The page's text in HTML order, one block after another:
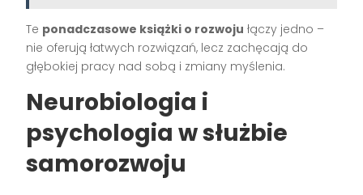
Te ponadczasowe książki o rozwoju łączy jedno –
nie oferują łatwych rozwiązań, lecz zachęcają do
głębokiej pracy nad sobą i zmiany myślenia.
Neurobiologia i
psychologia w służbie
samorozwoju